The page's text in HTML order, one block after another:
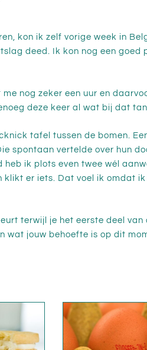
kon ik zelf vorige week in
deed. Ik kon nog een goed
nog zeker een uur en
deze keer al wat bij dat
tafel tussen de bomen.
spontaan vertelde over hun
ik plots even twee wél
klikt er iets. Dat voel ik omdat
terwijl je het eerste deel
wat jouw behoefte is op dit